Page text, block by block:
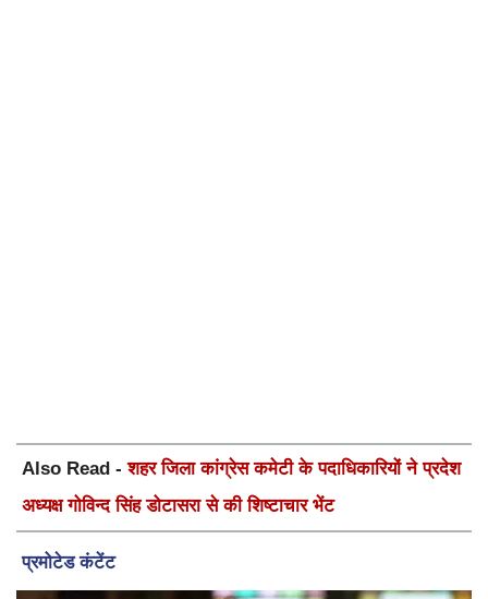
Also Read -शहर जिला कांग्रेस कमेटी के पदाधिकारियों ने प्रदेश
अध्यक्ष गोविन्द सिंह डोटासरा से की शिष्टाचार भेंट